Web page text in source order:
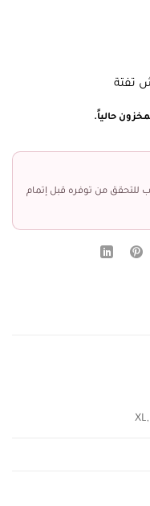
تفتة
حالياً.
للتحقق من توفره قبل إتمام